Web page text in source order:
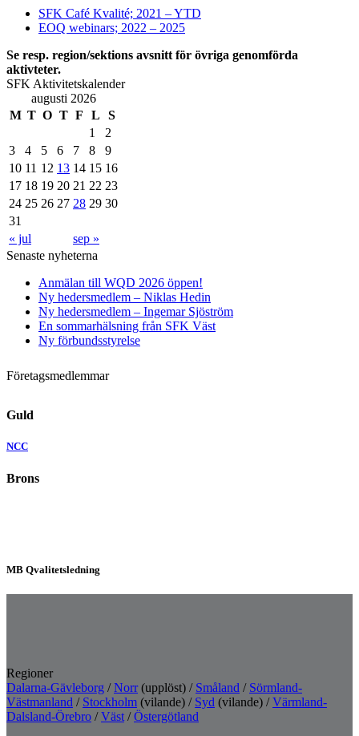
SFK Café Kvalité; 2021 – YTD
EOQ webinars; 2022 – 2025
Se resp. region/sektions avsnitt för övriga genomförda
aktivteter.
SFK Aktivitetskalender
augusti 2026
M T O T F L
S
1
2
3
4 5 6 7 8
9
10 11 12 13 14 15 16
17 18 19 20 21 22 23
24 25 26 27 28 29 30
31
« jul
sep »
Senaste nyheterna
Anmälan till WQD 2026 öppen!
Ny hedersmedlem – Niklas Hedin
Ny hedersmedlem – Ingemar Sjöström
En sommarhälsning från SFK Väst
Ny förbundsstyrelse
Företagsmedlemmar
Guld
NCC
Brons
MB Qvalitetsledning
Regioner
Dalarna-Gävleborg /Norr (upplöst) / Småland / Sörmland-
Västmanland / Stockholm (vilande) / Syd (vilande) /Värmland-
Dalsland-Örebro /Väst /Östergötland